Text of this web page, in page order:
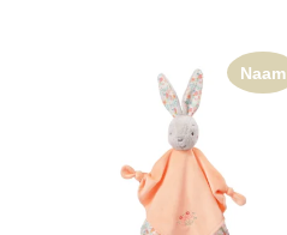
Naam